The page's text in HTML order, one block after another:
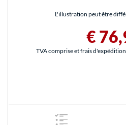
L'illustration peut être
€
TVA comprise et frais